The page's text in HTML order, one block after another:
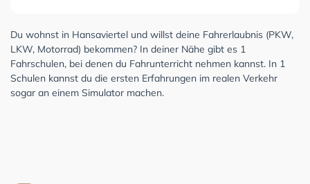
Du wohnst in Hansaviertel und willst deine Fahrerlaubnis (PKW,
LKW, Motorrad) bekommen? In deiner Nähe gibt es 1
Fahrschulen, bei denen du Fahrunterricht nehmen kannst. In 1
Schulen kannst du die ersten Erfahrungen im realen Verkehr
sogar an einem Simulator machen.